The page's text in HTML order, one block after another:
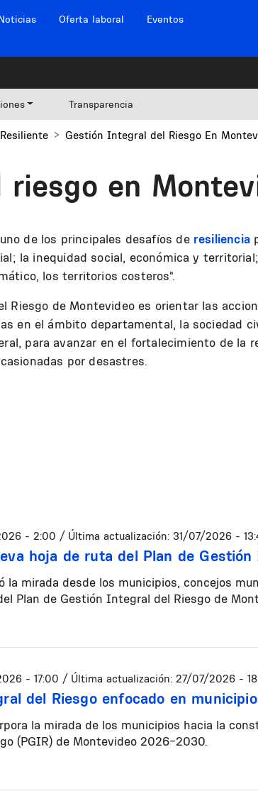
Oferta laboral Eventos
Transparencia
Gestión Integral del Riesgo En
en
de los principales desafíos de resiliencia
la inequidad social, económica y
los territorios costeros".
Riesgo de Montevideo es orientar las
en el ámbito departamental, la sociedad
para avanzar en el fortalecimiento de la
por desastres.
- 2:00 / Última actualización: 31/07/2026 -
hoja de ruta del Plan de
la mirada desde los municipios, concejos
Plan de Gestión Integral del Riesgo de
- 17:00 / Última actualización: 27/07/2026 -
del Riesgo enfocado en
la mirada de los municipios hacia la
(PGIR) de Montevideo 2026-2030.